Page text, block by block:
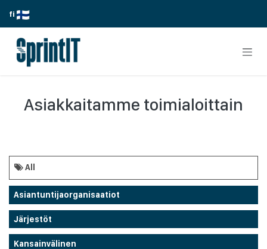
fi
Asiakkaitamme toimialoittain
All
Asiantuntijaorganisaatiot
Järjestöt
Kansainvälinen